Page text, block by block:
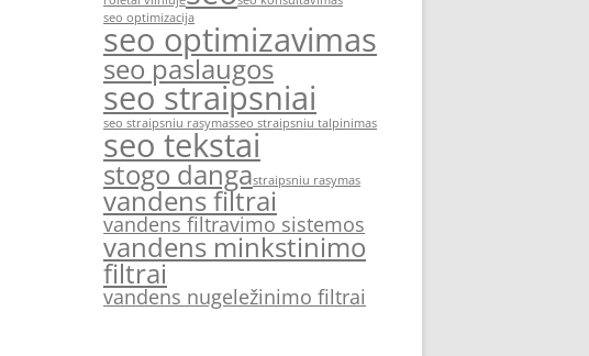
seo optimizacija
seo optimizavimas
seo paslaugos
seo straipsniai
seo straipsniu rasymasseo straipsniu talpinimas
seo tekstai
stogo dangastraipsniu rasymas
vandens filtrai
vandens filtravimo sistemos
vandens minkstinimo
filtrai
vandens nugeležinimo filtrai